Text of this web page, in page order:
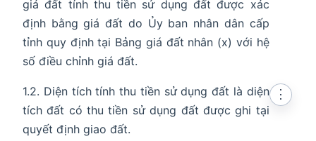
giá đất tính thu tiền sử dụng đất được xác
định bằng giá đất do Ủy ban nhân dân cấp
tỉnh quy định tại Bảng giá đất nhân (x) với hệ
số điều chỉnh giá đất.
1.2. Diện tích tính thu tiền sử dụng đất là diện
tích đất có thu tiền sử dụng đất được ghi tại
quyết định giao đất.
⋮